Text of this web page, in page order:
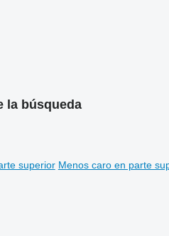
la búsqueda
superior Menos caro en parte